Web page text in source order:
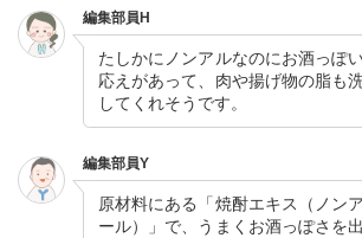
編集部員H
たしかにノンアルなのにお酒っぽ
応えがあって、肉や揚げ物の脂も
してくれそうです。
編集部員Y
原材料にある「焼酎エキス（ノン
ール）」で、うまくお酒っぽさを